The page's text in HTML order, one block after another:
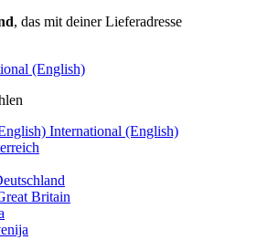
, das mit deiner Lieferadresse
(English)
International (English)
Britain